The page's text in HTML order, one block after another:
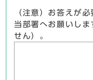
（注意）お答えが
当部署へお願いし
せん）。